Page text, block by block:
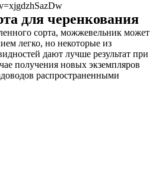
для черенкования
сорта, можжевельник может
легко, но некоторые из
дают лучше результат при
получения новых экземпляров
распространенными